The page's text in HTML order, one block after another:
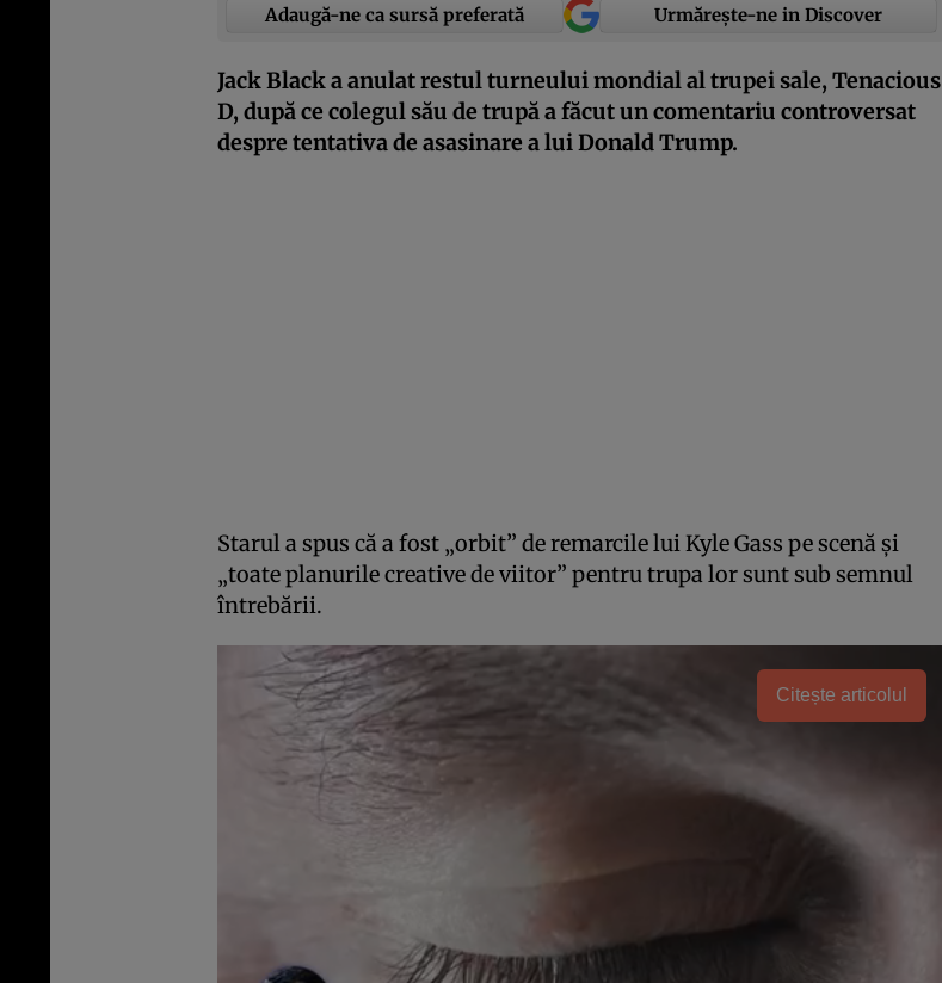
Adaugă-ne ca sursă preferată Urmărește-ne in Discover
Jack Black a anulat restul turneului mondial al trupei sale, Tenacious
D, după ce colegul său de trupă a făcut un comentariu controversat
despre tentativa de asasinare a lui Donald Trump.
Starul a spus că a fost „orbit” de remarcile lui Kyle Gass pe scenă și
„toate planurile creative de viitor” pentru trupa lor sunt sub semnul
întrebării.
Citește articolul